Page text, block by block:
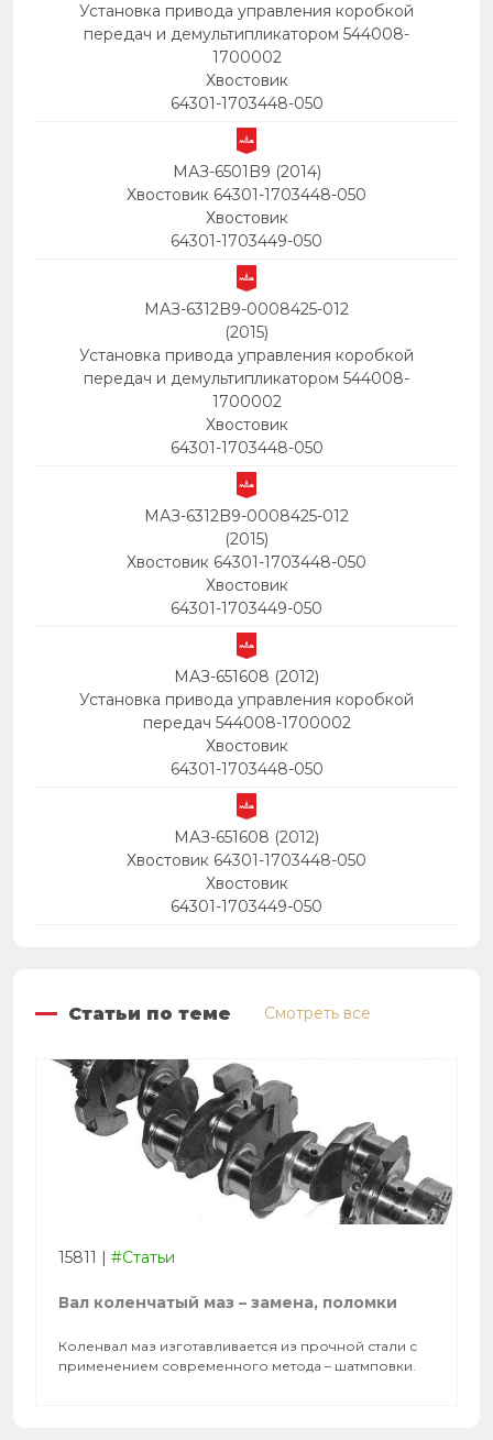
Установка привода управления коробкой
передач и демультипликатором 544008-
1700002
Хвостовик
64301-1703448-050
МАЗ-6501B9 (2014)
Хвостовик 64301-1703448-050
Хвостовик
64301-1703449-050
МАЗ-6312B9-0008425-012
(2015)
Установка привода управления коробкой
передач и демультипликатором 544008-
1700002
Хвостовик
64301-1703448-050
МАЗ-6312B9-0008425-012
(2015)
Хвостовик 64301-1703448-050
Хвостовик
64301-1703449-050
МАЗ-651608 (2012)
Установка привода управления коробкой
передач 544008-1700002
Хвостовик
64301-1703448-050
МАЗ-651608 (2012)
Хвостовик 64301-1703448-050
Хвостовик
64301-1703449-050
Статьи по теме Смотреть все
15811 | #Статьи
Вал коленчатый маз – замена, поломки
Коленвал маз изготавливается из прочной стали с
применением современного метода – шатмповки.